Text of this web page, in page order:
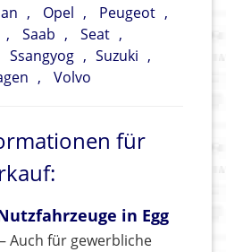
, Opel , Peugeot ,
, Saab , Seat ,
Ssangyog , Suzuki ,
, Volvo
für
in Egg
– Auch für gewerbliche